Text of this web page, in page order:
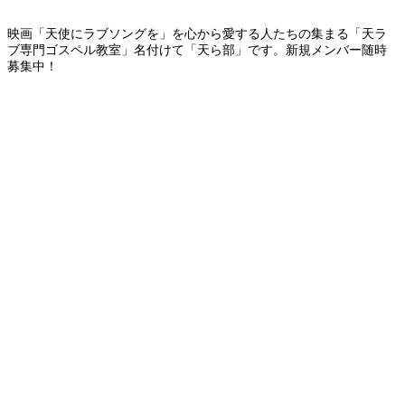
映画「天使にラブソングを」を心から愛する人たちの集まる「天ラ
ブ専門ゴスペル教室」名付けて「天ら部」です。新規メンバー随時
募集中！